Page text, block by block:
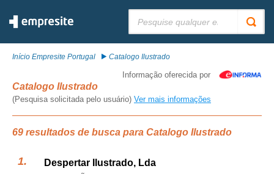
Início Empresite Portugal Catalogo Ilustrado
Informação oferecida por
Catalogo Ilustrado
(Pesquisa solicitada pelo usuário) Ver mais informações
69 resultados de busca para Catalogo Ilustrado
Despertar Ilustrado, Lda